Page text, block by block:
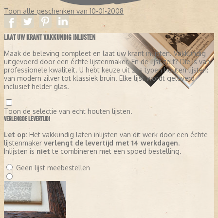
Amersfoortse Courant
De Dordtenaar
Haagsche Courant
Rivierenland
Rotterdams Dagblad
Utrechts Nieuwsblad
Uit onderzoek kwam naar voren dat veel lezers van de regionale
kranten tegen een naamsverandering van hun krant waren.
Daarom werd besloten de titels zoveel mogelijk te behouden.
Voor elke titel kwam alleen"AD"te staan (bijvoorbeeld: AD
Haagsche Courant, AD Rotterdams Dagblad).
Opzet van de nieuwe krant:
steeds – delandelijke editie
katerndie aansluit bij de oorspronkelijke regionale krant. Deze
constructie maakte het mogelijk om zowel landelijk als lokaal
relevant te blijven.
Toon alle geschenken van 10-01-2008
LAAT UW KRANT VAKKUNDIG INLIJSTEN
Maak de beleving compleet en laat uw krant inlijsten. Vakkundig
uitgevoerd door een échte lijstenmaker. En de lijst zelf? Die is van
professionele kwaliteit. U hebt keuze uit zes typen houten lijsten:
van modern zilver tot klassiek bruin. Elke lijst wordt geleverd
inclusief helder glas.
Toon de selectie van echt houten lijsten.
VERLENGDE LEVERTIJD!
Let op: Het vakkundig laten inlijsten van dit werk door een échte
lijstenmaker verlengt de levertijd met 14 werkdagen.
Inlijsten is niet te combineren met een spoed bestelling.
Geen lijst meebestellen